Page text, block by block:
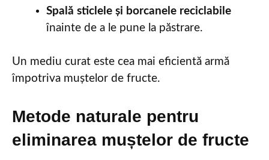
Spală sticlele și borcanele reciclabile
înainte de a le pune la păstrare.
Un mediu curat este cea mai eficientă armă
împotriva muștelor de fructe.
Metode naturale pentru
eliminarea muștelor de fructe